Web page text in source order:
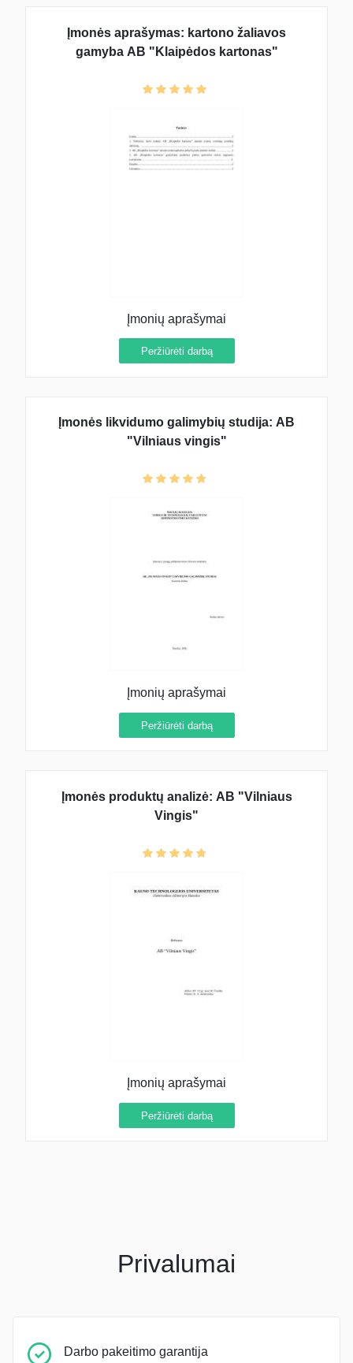
Įmonės aprašymas: kartono žaliavos
gamyba AB "Klaipėdos kartonas"
Įmonių aprašymai
Peržiūrėti darbą
Įmonės likvidumo galimybių studija: AB
"Vilniaus vingis"
Įmonių aprašymai
Peržiūrėti darbą
Įmonės produktų analizė: AB "Vilniaus
Vingis"
Įmonių aprašymai
Peržiūrėti darbą
Privalumai
Darbo pakeitimo garantija